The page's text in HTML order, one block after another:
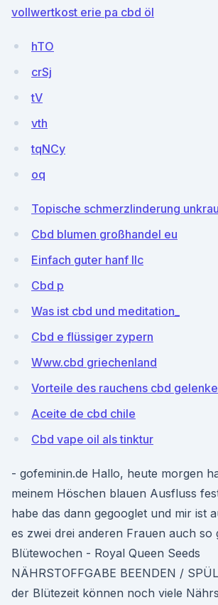
vollwertkost erie pa cbd öl
hTO
crSj
tV
vth
tqNCy
oq
Topische schmerzlinderung
Cbd blumen großhandel eu
Einfach guter hanf llc
Cbd p
Was ist cbd und meditation_
Cbd e flüssiger zypern
Www.cbd griechenland
Vorteile des rauchens cbd gelenke
Aceite de cbd chile
Cbd vape oil als tinktur
- gofeminin.de Hallo, heute morgen
meinem Höschen blauen Ausfluss
habe das dann gegooglet und mir ist
es zwei drei anderen Frauen auch so
Blütewochen - Royal Queen Seeds
NÄHRSTOFFGABE BEENDEN /
der Blütezeit können noch viele